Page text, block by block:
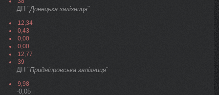
ДП "Донецька залізниця"
12,34
0,43
0,00
0,00
12,77
39
ДП "Придніпровська залізниця"
9,98
-0,05